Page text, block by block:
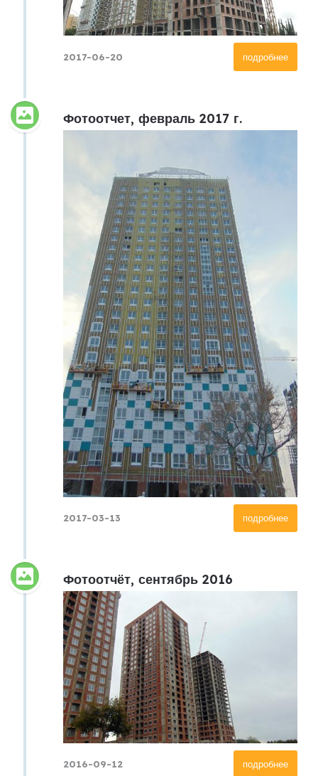
подробнее
2017-06-20
Фотоотчет, февраль 2017 г.
подробнее
2017-03-13
Фотоотчёт, сентябрь 2016
подробнее
2016-09-12